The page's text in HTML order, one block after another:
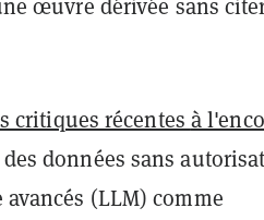
critiques récentes à
données sans
(LLM) comme